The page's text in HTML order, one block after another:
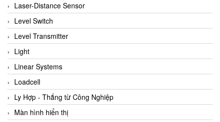
Laser-Distance Sensor
Level Switch
Level Transmitter
Light
Linear Systems
Loadcell
Ly Hợp - Thắng từ Công Nghiệp
Màn hình hiển thị